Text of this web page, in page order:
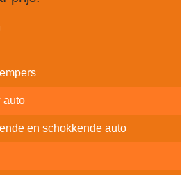
auto
en schokkende auto